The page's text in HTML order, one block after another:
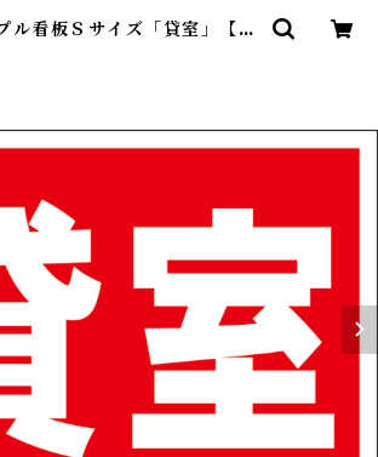
ル看板Ｓサイズ「貸室」【不